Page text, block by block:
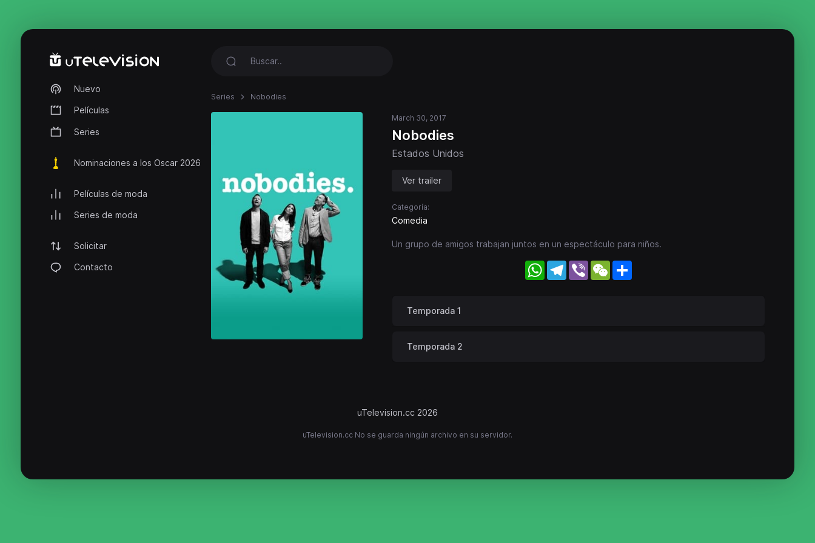
Nuevo
Películas
Series
Nominaciones a los Oscar 2026
Películas de moda
Series de moda
Solicitar
Contacto
Series Nobodies
March 30, 2017
Nobodies
Estados Unidos
Ver trailer
Categoría:
Comedia
Un grupo de amigos trabajan juntos en un espectáculo para niños.
WhatsApp
Telegram
Viber WeChat
Temporada 1
Temporada 2
uTelevision.cc 2026
uTelevision.cc No se guarda ningún archivo en su servidor.